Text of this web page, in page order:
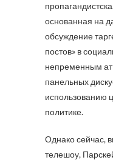
основанная на
обсуждение
постов» в
непременным
панельных
использованию
политике.
Однако сейчас,
телешоу,